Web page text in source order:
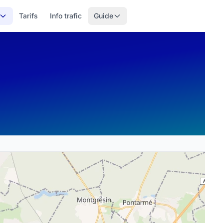
Tarifs Info trafic Guide